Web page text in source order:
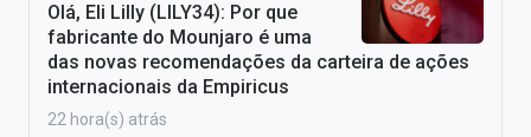
Olá, Eli Lilly (LILY34): Por que
fabricante do Mounjaro é uma
das novas recomendações da carteira de ações
internacionais da Empiricus
22 hora(s) atrás